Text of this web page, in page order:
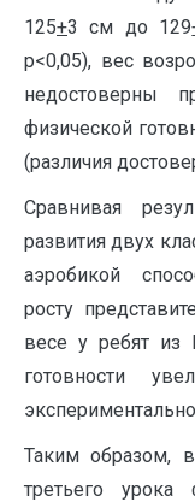
125+3 см до 129
p<0,05), вес
недостоверны
физической
(различия
Сравнивая
развития двух
аэробикой
росту
весе у ребят из
готовности
Таким образом,
третьего урока